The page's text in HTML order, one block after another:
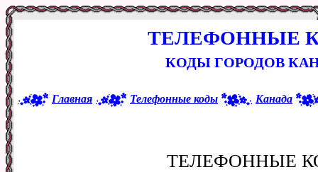
ТЕЛЕФОННЫЕ
КОДЫ ГОРОДОВ
Главная Телефонные коды Канада
ТЕЛЕФОННЫЕ